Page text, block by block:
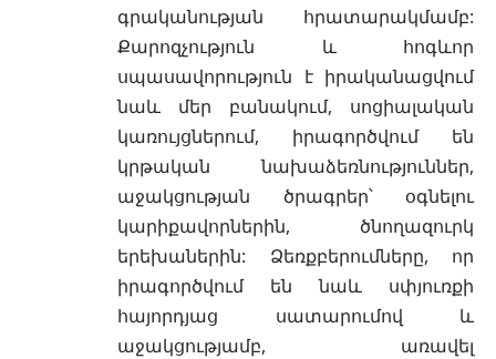
գրականության հրատարակմամբ:
Քարոզչություն և հոգևոր
սպասավորություն է իրականացվում
նաև մեր բանակում, սոցիալական
կառույցներում, իրագործվում են
կրթական նախաձեռնություններ,
աջակցության ծրագրեր՝ օգնելու
կարիքավորներին, ծնողազուրկ
երեխաներին: Ձեռքբերումները, որ
իրագործվում են նաև սփյուռքի
հայորդյաց սատարումով և
աջակցությամբ, առավել